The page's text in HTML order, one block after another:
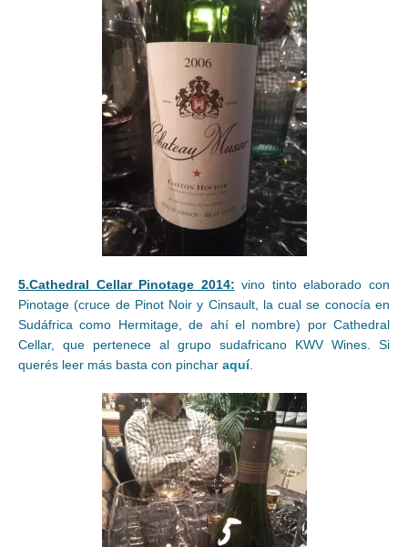
5.Cathedral Cellar Pinotage 2014: vino tinto elaborado con
Pinotage (cruce de Pinot Noir y Cinsault, la cual se conocía en
Sudáfrica como Hermitage, de ahí el nombre) por Cathedral
Cellar, que pertenece al grupo sudafricano KWV Wines. Si
querés leer más basta con pinchar aquí.